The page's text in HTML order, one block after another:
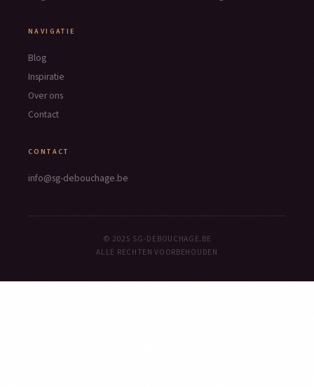
NAVIGATIE
Blog
Inspiratie
Over ons
Contact
CONTACT
info@sg-debouchage.be
© 2025 SG-DEBOUCHAGE.BE
ALLE RECHTEN VOORBEHOUDEN